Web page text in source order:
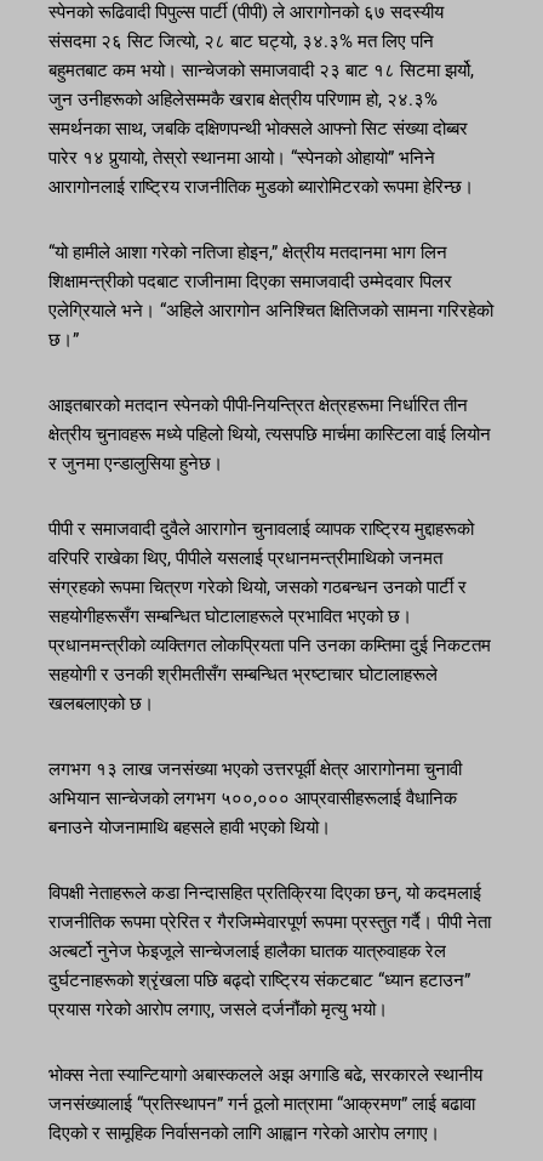
स्पेनको रूढिवादी पिपुल्स पार्टी (पीपी) ले आरागोनको ६७ सदस्यीय
संसदमा २६ सिट जित्यो, २८ बाट घट्यो, ३४.३% मत लिए पनि
बहुमतबाट कम भयो। सान्चेजको समाजवादी २३ बाट १८ सिटमा झर्यो,
जुन उनीहरूको अहिलेसम्मकै खराब क्षेत्रीय परिणाम हो, २४.३%
समर्थनका साथ, जबकि दक्षिणपन्थी भोक्सले आफ्नो सिट संख्या दोब्बर
पारेर १४ पुर्‍यायो, तेस्रो स्थानमा आयो। “स्पेनको ओहायो” भनिने
आरागोनलाई राष्ट्रिय राजनीतिक मुडको ब्यारोमिटरको रूपमा हेरिन्छ।
“यो हामीले आशा गरेको नतिजा होइन,” क्षेत्रीय मतदानमा भाग लिन
शिक्षामन्त्रीको पदबाट राजीनामा दिएका समाजवादी उम्मेदवार पिलर
एलेग्रियाले भने। “अहिले आरागोन अनिश्चित क्षितिजको सामना गरिरहेको
छ।”
आइतबारको मतदान स्पेनको पीपी-नियन्त्रित क्षेत्रहरूमा निर्धारित तीन
क्षेत्रीय चुनावहरू मध्ये पहिलो थियो, त्यसपछि मार्चमा कास्टिला वाई लियोन
र जुनमा एन्डालुसिया हुनेछ।
पीपी र समाजवादी दुवैले आरागोन चुनावलाई व्यापक राष्ट्रिय मुद्दाहरूको
वरिपरि राखेका थिए, पीपीले यसलाई प्रधानमन्त्रीमाथिको जनमत
संग्रहको रूपमा चित्रण गरेको थियो, जसको गठबन्धन उनको पार्टी र
सहयोगीहरूसँग सम्बन्धित घोटालाहरूले प्रभावित भएको छ।
प्रधानमन्त्रीको व्यक्तिगत लोकप्रियता पनि उनका कम्तिमा दुई निकटतम
सहयोगी र उनकी श्रीमतीसँग सम्बन्धित भ्रष्टाचार घोटालाहरूले
खलबलाएको छ।
लगभग १३ लाख जनसंख्या भएको उत्तरपूर्वी क्षेत्र आरागोनमा चुनावी
अभियान सान्चेजको लगभग ५००,००० आप्रवासीहरूलाई वैधानिक
बनाउने योजनामाथि बहसले हावी भएको थियो।
विपक्षी नेताहरूले कडा निन्दासहित प्रतिक्रिया दिएका छन्, यो कदमलाई
राजनीतिक रूपमा प्रेरित र गैरजिम्मेवारपूर्ण रूपमा प्रस्तुत गर्दै। पीपी नेता
अल्बर्टो नुनेज फेइजूले सान्चेजलाई हालैका घातक यात्रुवाहक रेल
दुर्घटनाहरूको श्रृंखला पछि बढ्दो राष्ट्रिय संकटबाट “ध्यान हटाउन”
प्रयास गरेको आरोप लगाए, जसले दर्जनौंको मृत्यु भयो।
भोक्स नेता स्यान्टियागो अबास्कलले अझ अगाडि बढे, सरकारले स्थानीय
जनसंख्यालाई “प्रतिस्थापन” गर्न ठूलो मात्रामा “आक्रमण” लाई बढावा
दिएको र सामूहिक निर्वासनको लागि आह्वान गरेको आरोप लगाए।